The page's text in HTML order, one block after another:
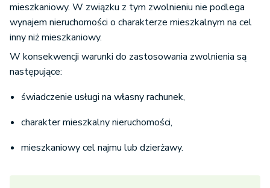
mieszkaniowy. W związku z tym zwolnieniu nie podlega
wynajem nieruchomości o charakterze mieszkalnym na cel
inny niż mieszkaniowy.
W konsekwencji warunki do zastosowania zwolnienia są
następujące:
świadczenie usługi na własny rachunek,
charakter mieszkalny nieruchomości,
mieszkaniowy cel najmu lub dzierżawy.